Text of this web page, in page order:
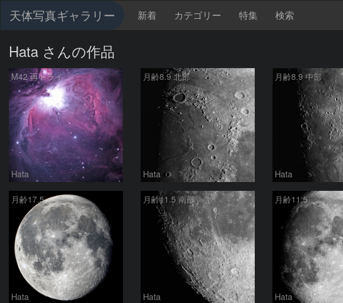
天体写真ギャラリー 新着 カテゴリー 特集 検索
Hata さんの作品
M42 再トライ
Hata
月齢8.9 北部
Hata
月齢8.9 中部
Hata
月齢17.5
Hata
月齢11.5 南部
Hata
月齢11.5
Hata